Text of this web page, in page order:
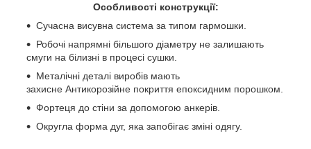
Особливості конструкції:
Сучасна висувна система за типом гармошки.
Робочі напрямні більшого діаметру не залишають
смуги на білизні в процесі сушки.
Металічні деталі виробів мають
захисне Антикорозійне покриття епоксидним порошком.
Фортеця до стіни за допомогою анкерів.
Округла форма дуг, яка запобігає зміні одягу.